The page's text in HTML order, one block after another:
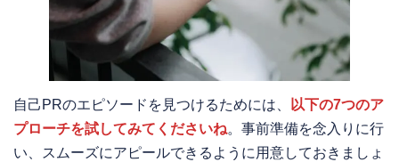
自己PRのエピソードを見つけるためには、 以下の7つのア
プローチを試してみてくださいね。事前準備を念入りに行
い、スムーズにアピールできるように用意しておきましょ